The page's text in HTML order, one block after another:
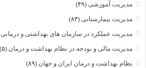
مدیریت آموزشی (۴۹)
مدیریت بیمارستانی (۸۳)
مدیریت عملکرد در سازمان های بهداشتی و درمانی
مدیریت مالی و بودجه در نظام بهداشت و درمان (۵)
نظام بهداشت و درمان ایران و جهان (۸۹)